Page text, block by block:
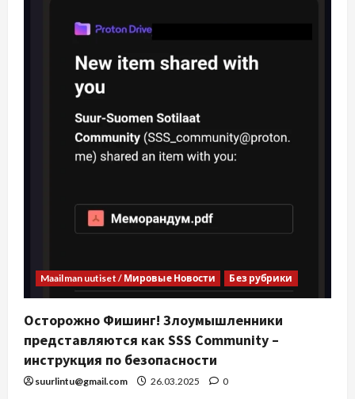
Maailman uutiset / Мировые Новости Без рубрики
Осторожно Фишинг! Злоумышленники
представляются как SSS Community –
инструкция по безопасности
suurlintu@gmail.com 26.03.2025 0